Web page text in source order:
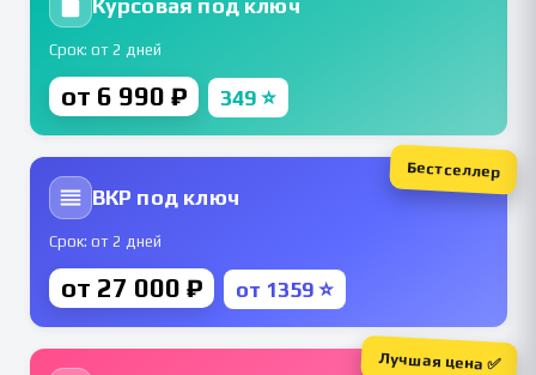
Курсовая под ключ
Срок: от 2 дней
от 6 990 ₽ 349 ⭐
ВКР под ключ
Срок: от 2 дней
от 27 000 ₽ от 1359 ⭐
Бестселлер
Лучшая цена ✅